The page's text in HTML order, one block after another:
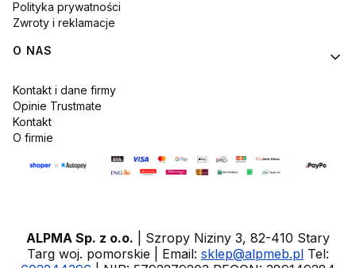
Polityka prywatności
Zwroty i reklamacje
O NAS
Kontakt i dane firmy
Opinie Trustmate
Kontakt
O firmie
ALPMA Sp. z o.o. | Szropy Niziny 3, 82-410 Stary
Targ woj. pomorskie | Email: sklep@alpmeb.pl Tel: